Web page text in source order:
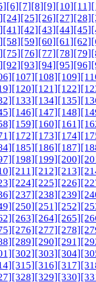
[6][7][8][9][10][11]
[24][25][26][27][28]
[41][42][43][44][45]
[58][59][60][61][62]
[75][76][77][78][79]
[92][93][94][95][96]
[107][108][109]
[120][121][122]
[133][134][135]
[146][147][148]
[159][160][161]
[172][173][174]
[185][186][187]
[198][199][200]
[211][212][213]
[224][225][226]
[237][238][239]
[250][251][252]
[263][264][265]
[276][277][278]
[289][290][291]
[302][303][304]
[315][316][317]
[328][329][330]